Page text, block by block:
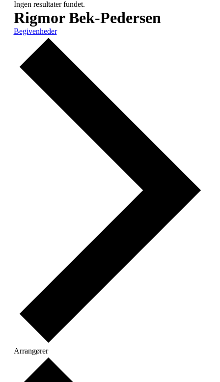
Ingen resultater fundet.
Rigmor Bek-Pedersen
Begivenheder
Arrangører